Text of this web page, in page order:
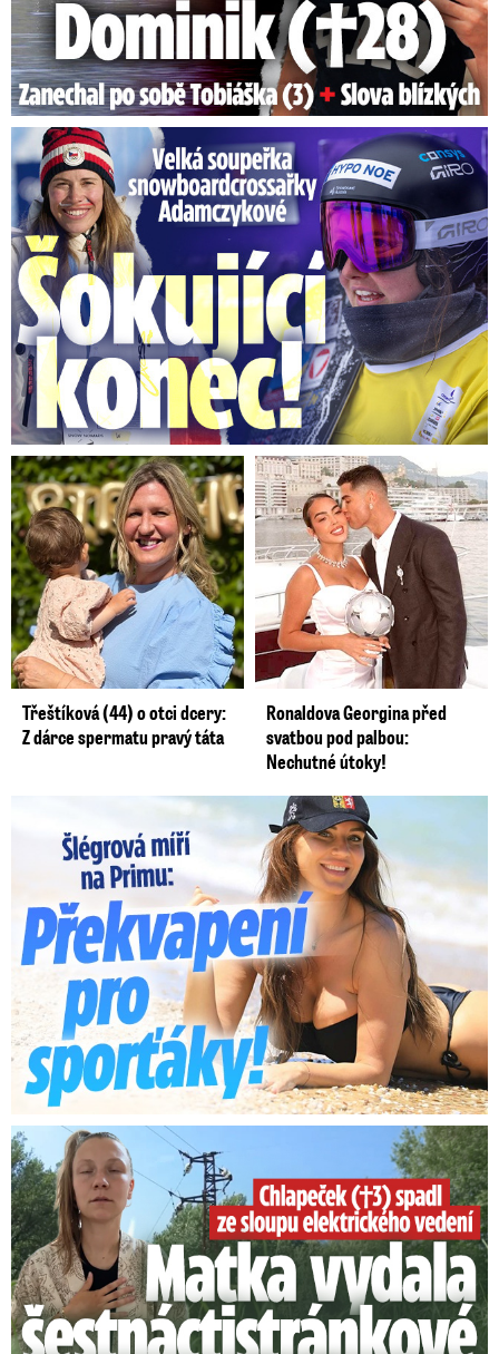
Velká soupeřka Adamczykové: Šokující konec!
Třeštíková (44) o otci dcery:
Z dárce spermatu pravý táta
Ronaldova Georgina před
svatbou pod palbou:
Nechutné útoky!
Lucie Šlégrová míří na Primu. Překvapení pro sporťáky!
Smrtelný pád chlapce: Matka vydala vyjádření na 16 stran